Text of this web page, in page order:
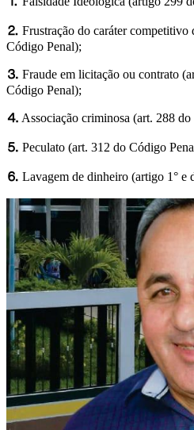
⒉ Frustração do caráter
Código Penal);
⒊ Fraude em licitação ou contrato
Código Penal);
⒋ Associação criminosa (art. 288
⒌ Peculato (art. 312 do Código
⒍ Lavagem de dinheiro (artigo 1° e